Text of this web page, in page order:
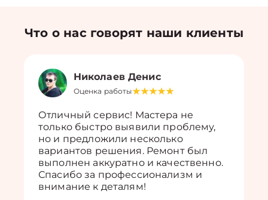
Что о нас говорят наши клиенты
Николаев Денис
Оценка работы
Отличный сервис! Мастера не
только быстро выявили проблему,
но и предложили несколько
вариантов решения. Ремонт был
выполнен аккуратно и качественно.
Спасибо за профессионализм и
внимание к деталям!